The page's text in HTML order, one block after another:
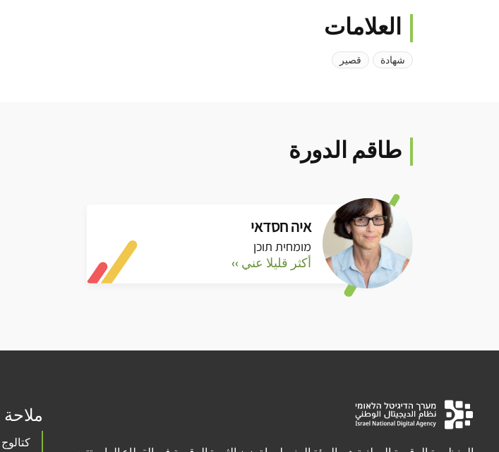
العلامات
شهادة قصير
طاقم الدورة
איה חסדאי
מומחית תוכן
أكثر قليلا عني ››
ملاحة
كتالوج